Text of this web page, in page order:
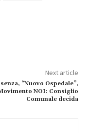
Next article
“Nuovo Ospedale”,
NOI: Consiglio
Comunale decida